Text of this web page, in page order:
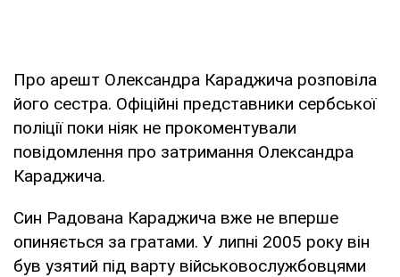
Про арешт Олександра Караджича розповіла
його сестра. Офіційні представники сербської
поліції поки ніяк не прокоментували
повідомлення про затримання Олександра
Караджича.
Син Радована Караджича вже не вперше
опиняється за гратами. У липні 2005 року він
був узятий під варту військовослужбовцями